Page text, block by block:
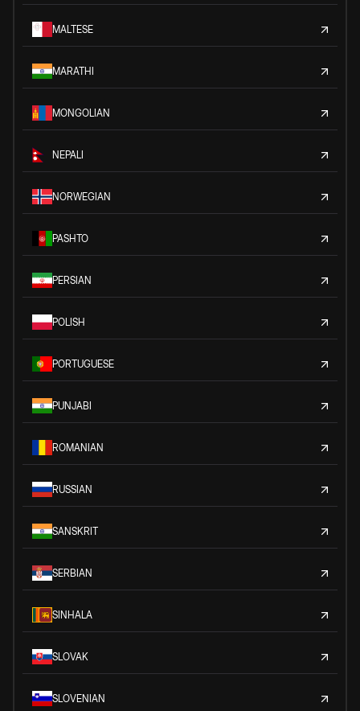
MALTESE
MARATHI
MONGOLIAN
NEPALI
NORWEGIAN
PASHTO
PERSIAN
POLISH
PORTUGUESE
PUNJABI
ROMANIAN
RUSSIAN
SANSKRIT
SERBIAN
SINHALA
SLOVAK
SLOVENIAN